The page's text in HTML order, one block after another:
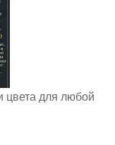
цвета для любой